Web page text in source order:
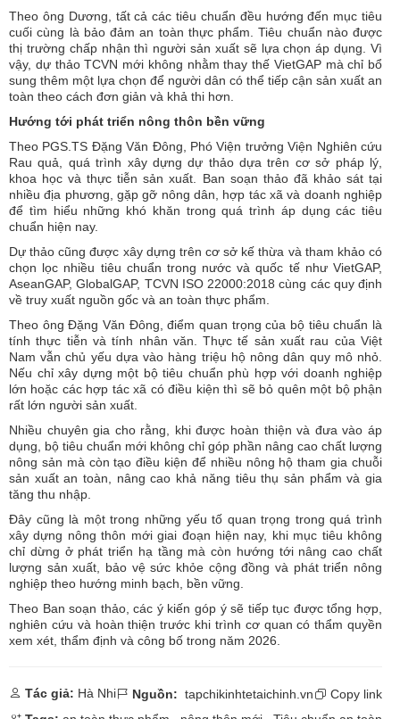
Theo ông Dương, tất cả các tiêu chuẩn đều hướng đến mục tiêu
cuối cùng là bảo đảm an toàn thực phẩm. Tiêu chuẩn nào được
thị trường chấp nhận thì người sản xuất sẽ lựa chọn áp dụng. Vì
vậy, dự thảo TCVN mới không nhằm thay thế VietGAP mà chỉ bổ
sung thêm một lựa chọn để người dân có thể tiếp cận sản xuất an
toàn theo cách đơn giản và khả thi hơn.
Hướng tới phát triển nông thôn bền vững
Theo PGS.TS Đặng Văn Đông, Phó Viện trưởng Viện Nghiên cứu
Rau quả, quá trình xây dựng dự thảo dựa trên cơ sở pháp lý,
khoa học và thực tiễn sản xuất. Ban soạn thảo đã khảo sát tại
nhiều địa phương, gặp gỡ nông dân, hợp tác xã và doanh nghiệp
để tìm hiểu những khó khăn trong quá trình áp dụng các tiêu
chuẩn hiện nay.
Dự thảo cũng được xây dựng trên cơ sở kế thừa và tham khảo có
chọn lọc nhiều tiêu chuẩn trong nước và quốc tế như VietGAP,
AseanGAP, GlobalGAP, TCVN ISO 22000:2018 cùng các quy định
về truy xuất nguồn gốc và an toàn thực phẩm.
Theo ông Đặng Văn Đông, điểm quan trọng của bộ tiêu chuẩn là
tính thực tiễn và tính nhân văn. Thực tế sản xuất rau của Việt
Nam vẫn chủ yếu dựa vào hàng triệu hộ nông dân quy mô nhỏ.
Nếu chỉ xây dựng một bộ tiêu chuẩn phù hợp với doanh nghiệp
lớn hoặc các hợp tác xã có điều kiện thì sẽ bỏ quên một bộ phận
rất lớn người sản xuất.
Nhiều chuyên gia cho rằng, khi được hoàn thiện và đưa vào áp
dụng, bộ tiêu chuẩn mới không chỉ góp phần nâng cao chất lượng
nông sản mà còn tạo điều kiện để nhiều nông hộ tham gia chuỗi
sản xuất an toàn, nâng cao khả năng tiêu thụ sản phẩm và gia
tăng thu nhập.
Đây cũng là một trong những yếu tố quan trọng trong quá trình
xây dựng nông thôn mới giai đoạn hiện nay, khi mục tiêu không
chỉ dừng ở phát triển hạ tầng mà còn hướng tới nâng cao chất
lượng sản xuất, bảo vệ sức khỏe cộng đồng và phát triển nông
nghiệp theo hướng minh bạch, bền vững.
Theo Ban soạn thảo, các ý kiến góp ý sẽ tiếp tục được tổng hợp,
nghiên cứu và hoàn thiện trước khi trình cơ quan có thẩm quyền
xem xét, thẩm định và công bố trong năm 2026.
Tác giả: Hà Nhi Nguồn: tapchikinhtetaichinh.vn
Copy link